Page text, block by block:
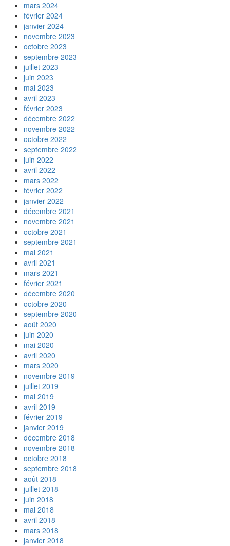
mars 2024
février 2024
janvier 2024
novembre 2023
octobre 2023
septembre 2023
juillet 2023
juin 2023
mai 2023
avril 2023
février 2023
décembre 2022
novembre 2022
octobre 2022
septembre 2022
juin 2022
avril 2022
mars 2022
février 2022
janvier 2022
décembre 2021
novembre 2021
octobre 2021
septembre 2021
mai 2021
avril 2021
mars 2021
février 2021
décembre 2020
octobre 2020
septembre 2020
août 2020
juin 2020
mai 2020
avril 2020
mars 2020
novembre 2019
juillet 2019
mai 2019
avril 2019
février 2019
janvier 2019
décembre 2018
novembre 2018
octobre 2018
septembre 2018
août 2018
juillet 2018
juin 2018
mai 2018
avril 2018
mars 2018
janvier 2018